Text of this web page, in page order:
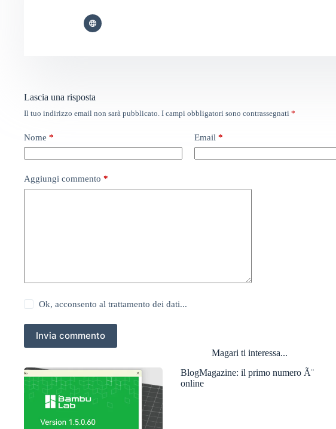
Lascia una risposta
Il tuo indirizzo email non sarà pubblicato. I campi obbligatori sono contrassegnati *
Nome * Email *
Aggiungi commento *
Ok, acconsento al trattamento dei dati...
Invia commento
Magari ti interessa...
BlogMagazine: il primo numero Ã¨
online